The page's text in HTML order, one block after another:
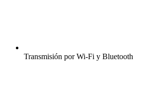
Transmisión por Wi-Fi y Bluetooth